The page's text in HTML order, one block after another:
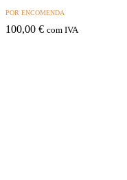
POR ENCOMENDA
100,00 € com IVA